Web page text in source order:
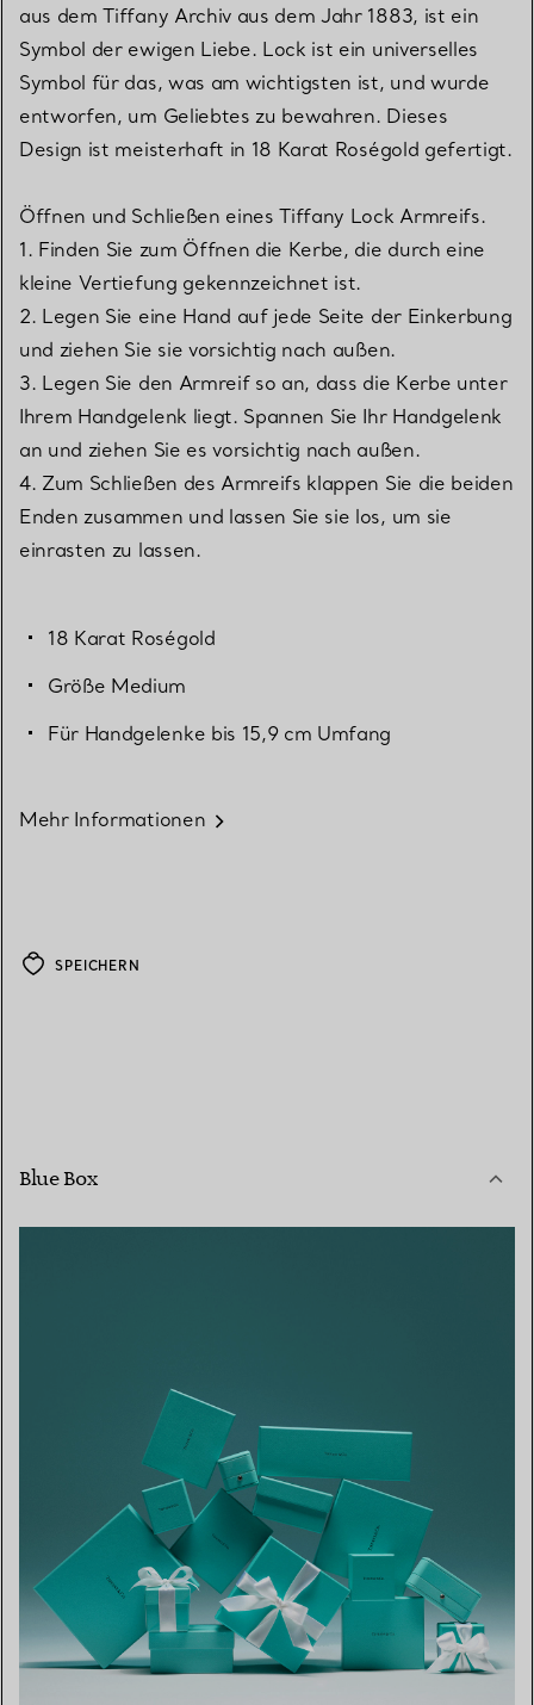
aus dem Tiffany Archiv aus dem Jahr 1883, ist ein
Symbol der ewigen Liebe. Lock ist ein universelles
Symbol für das, was am wichtigsten ist, und wurde
entworfen, um Geliebtes zu bewahren. Dieses
Design ist meisterhaft in 18 Karat Roségold gefertigt.
Öffnen und Schließen eines Tiffany Lock Armreifs.
1. Finden Sie zum Öffnen die Kerbe, die durch eine
kleine Vertiefung gekennzeichnet ist.
2. Legen Sie eine Hand auf jede Seite der Einkerbung
und ziehen Sie sie vorsichtig nach außen.
3. Legen Sie den Armreif so an, dass die Kerbe unter
Ihrem Handgelenk liegt. Spannen Sie Ihr Handgelenk
an und ziehen Sie es vorsichtig nach außen.
4. Zum Schließen des Armreifs klappen Sie die beiden
Enden zusammen und lassen Sie sie los, um sie
einrasten zu lassen.
18 Karat Roségold
Größe Medium
Für Handgelenke bis 15,9 cm Umfang
Mehr Informationen
SPEICHERN
Blue Box